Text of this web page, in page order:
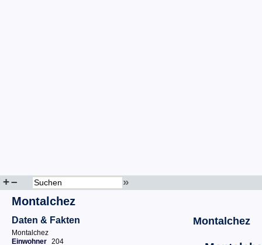
+– »
Montalchez
Daten & Fakten
Montalchez
Einwohner 204
Montalchez